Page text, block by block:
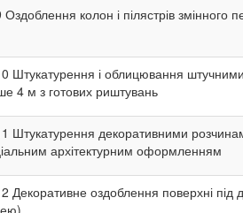
колон і пілястрів змінного
Штукатурення і облицювання
4 м з готових риштувань
Штукатурення декоративними
архітектурним оформленням
Декоративне оздоблення поверхні під